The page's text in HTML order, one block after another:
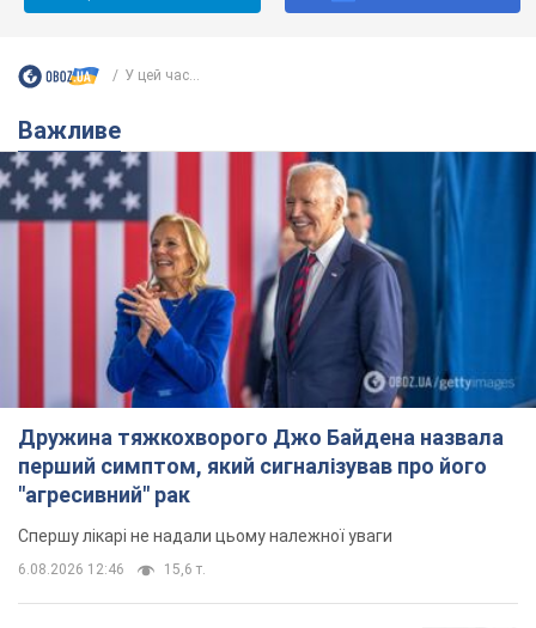
У цей час...
Важливе
Дружина тяжкохворого Джо Байдена назвала
перший симптом, який сигналізував про його
"агресивний" рак
Спершу лікарі не надали цьому належної уваги
6.08.2026 12:46 15,6 т.